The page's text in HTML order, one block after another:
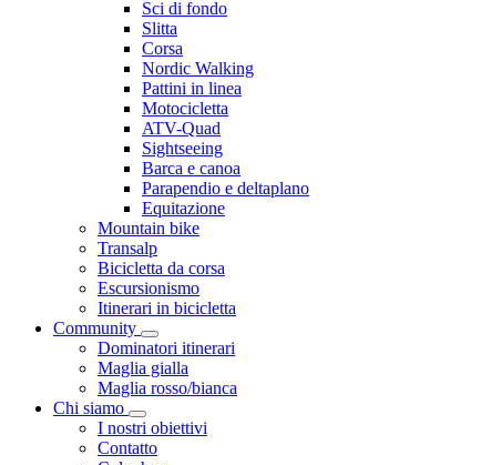
Sci di fondo
Slitta
Corsa
Nordic Walking
Pattini in linea
Motocicletta
ATV-Quad
Sightseeing
Barca e canoa
Parapendio e deltaplano
Equitazione
Mountain bike
Transalp
Bicicletta da corsa
Escursionismo
Itinerari in bicicletta
Community
Dominatori itinerari
Maglia gialla
Maglia rosso/bianca
Chi siamo
I nostri obiettivi
Contatto